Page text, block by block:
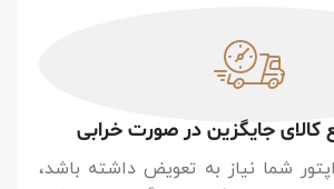
کالای جایگزین در صورت خرابی
شما نیاز به تعویض داشته باشد،